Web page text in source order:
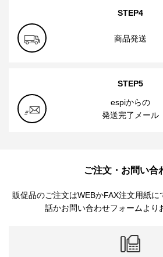
STEP4
商品発送
STEP5
espiからの
発送完了メール
ご注文・お問い合
販促品のご注文はWEBかFAX注文用紙
話かお問い合わせフォームより